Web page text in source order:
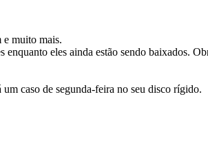
e muito mais.
eles ainda estão sendo baixados.
caso de segunda-feira no seu disco rígido.